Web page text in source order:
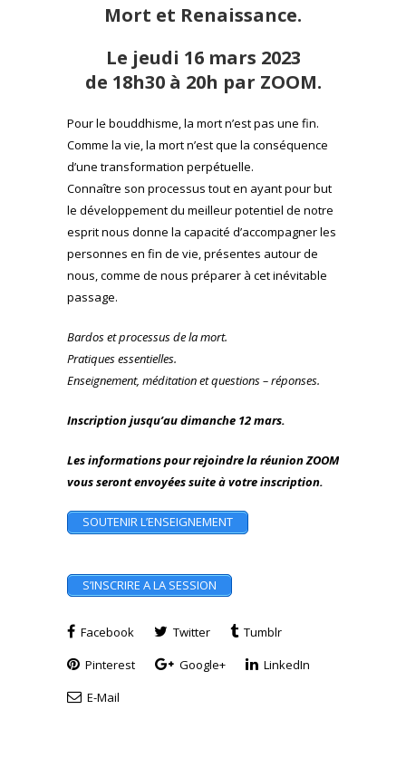
Mort et Renaissance.
Le jeudi 16 mars 2023
de 18h30 à 20h par ZOOM.
Pour le bouddhisme, la mort n’est pas une fin.
Comme la vie, la mort n’est que la conséquence
d’une transformation perpétuelle.
Connaître son processus tout en ayant pour but
le développement du meilleur potentiel de notre
esprit nous donne la capacité d’accompagner les
personnes en fin de vie, présentes autour de
nous, comme de nous préparer à cet inévitable
passage.
Bardos et processus de la mort.
Pratiques essentielles.
Enseignement, méditation et questions – réponses.
Inscription jusqu’au dimanche 12 mars.
Les informations pour rejoindre la réunion ZOOM
vous seront envoyées suite à votre inscription.
SOUTENIR L’ENSEIGNEMENT
S’INSCRIRE A LA SESSION
Facebook Twitter
Tumblr
Pinterest
Google+
LinkedIn
E-Mail